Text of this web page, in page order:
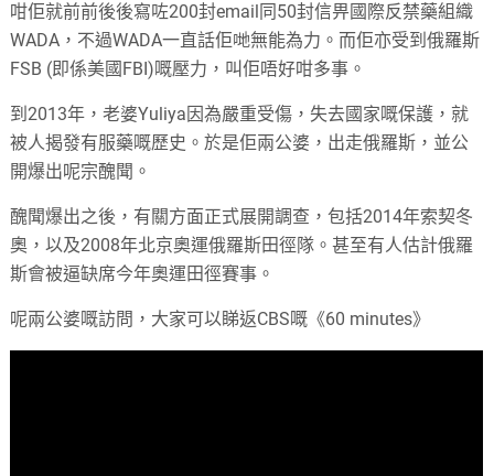
咁佢就前前後後寫咗200封email同50封信畀國際反禁藥組織
WADA，不過WADA一直話佢哋無能為力。而佢亦受到俄羅斯
FSB (即係美國FBI)嘅壓力，叫佢唔好咁多事。
到2013年，老婆Yuliya因為嚴重受傷，失去國家嘅保護，就
被人揭發有服藥嘅歷史。於是佢兩公婆，出走俄羅斯，並公
開爆出呢宗醜聞。
醜聞爆出之後，有關方面正式展開調查，包括2014年索契冬
奧，以及2008年北京奧運俄羅斯田徑隊。甚至有人估計俄羅
斯會被逼缺席今年奧運田徑賽事。
呢兩公婆嘅訪問，大家可以睇返CBS嘅《60 minutes》